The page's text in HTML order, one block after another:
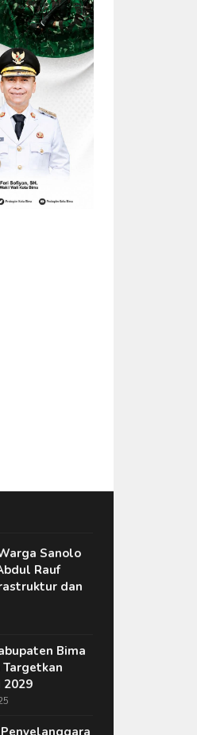
Sanolo
Rauf
dan
Bima
2029